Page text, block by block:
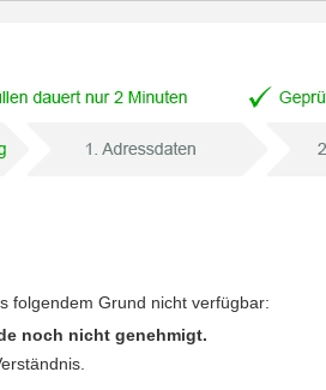
folgendem Grund nicht verfügbar:
noch nicht genehmigt.